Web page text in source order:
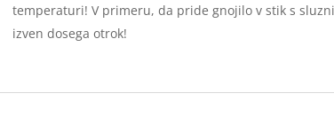
temperaturi! V primeru, da pride gnojilo v stik s
izven dosega otrok!